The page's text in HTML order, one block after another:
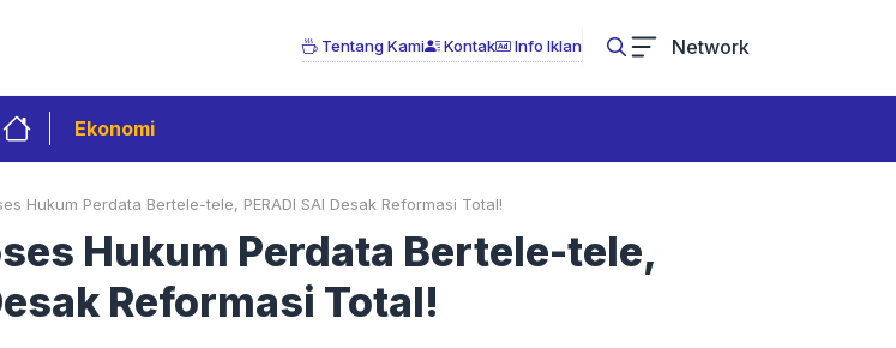
Tentang Kami Kontak Info Iklan Network
Ekonomi
Hukum Perdata Bertele-tele, PERADI SAI Desak Reformasi Total!
Hukum Perdata Bertele-tele,
Reformasi Total!